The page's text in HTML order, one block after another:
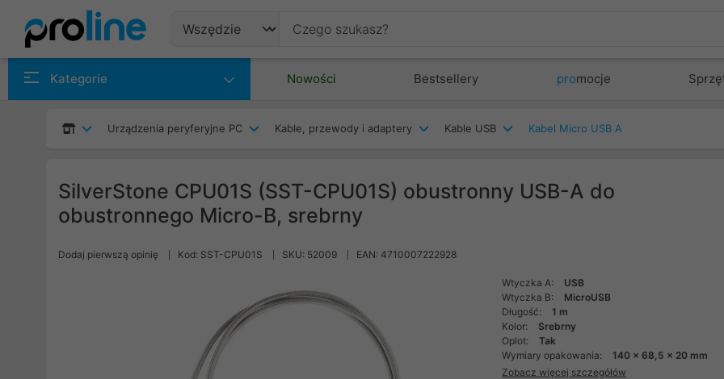
Kategorie Nowości Bestsellery promocje
Urządzenia peryferyjne PC Kable, przewody i adaptery Kable USB Kabel Micro USB A
SilverStone CPU01S (SST-CPU01S) obustronny USB-A do
obustronnego Micro-B, srebrny
Dodaj pierwszą opinię Kod: SST-CPU01S SKU: 52009 EAN: 4710007222928
Wtyczka A:
USB
Wtyczka B:
MicroUSB
Długość:
1 m
Kolor:
Srebrny
Oplot:
Tak
Wymiary opakowania:
140 x 68,5 x 20 mm
Zobacz więcej szczegółów